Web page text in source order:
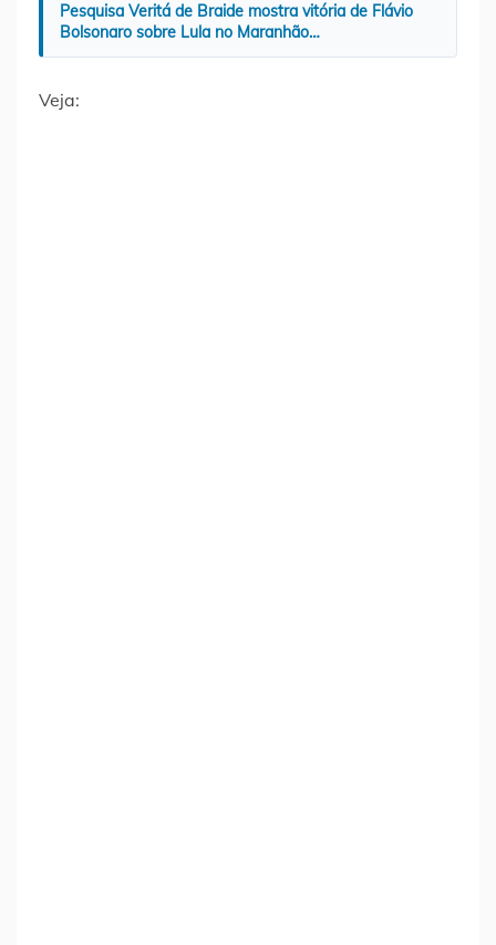
Pesquisa Veritá de Braide mostra vitória de Flávio
Bolsonaro sobre Lula no Maranhão…
Veja: